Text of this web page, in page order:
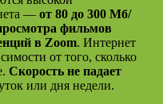
— от 80 до 300 Мб/
фильмов
в Zoom. Интернет
от того, сколько
Скорость не падает
или дня недели.